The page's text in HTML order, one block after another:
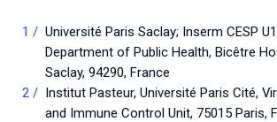
Université Paris Saclay; Inserm CESP
Department of Public Health, Bicêtre
Saclay, 94290, France
Institut Pasteur, Université Paris Cité,
and Immune Control Unit, 75015 Paris,